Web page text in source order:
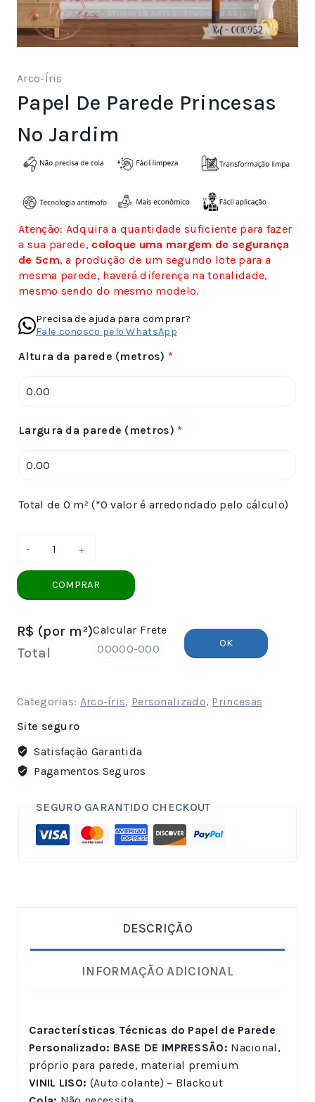
Arco-Íris
Papel De Parede Princesas
No Jardim
Atenção: Adquira a quantidade suficiente para fazer
a sua parede, coloque uma margem de segurança
de 5cm, a produção de um segundo lote para a
mesma parede, haverá diferença na tonalidade,
mesmo sendo do mesmo modelo.
Precisa de ajuda para comprar?
Fale conosco pelo WhatsApp
Altura da parede (metros) *
Largura da parede (metros) *
Total de 0 m² (*O valor é arredondado pelo cálculo)
Papel
Jardim
quantidade
COMPRAR
R$ (por m²)
Total
Calcular Frete
OK
Categorias: Arco-íris, Personalizado, Princesas
Site seguro
Satisfação Garantida
Pagamentos Seguros
SEGURO GARANTIDO CHECKOUT
DESCRIÇÃO
INFORMAÇÃO ADICIONAL
Características Técnicas do Papel de Parede
Personalizado: BASE DE IMPRESSÃO: Nacional,
próprio para parede, material premium
VINIL LISO: (Auto colante) – Blackout